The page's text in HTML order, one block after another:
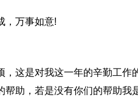
，万事如意!
，这是对我这一年的辛勤工作
帮助，若是没有你们的帮助我